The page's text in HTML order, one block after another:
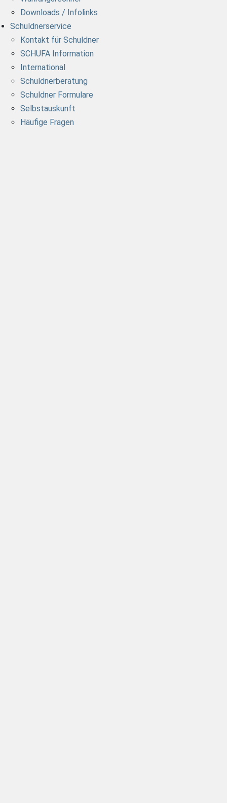
Downloads / Infolinks
Schuldnerservice
Kontakt für Schuldner
SCHUFA Information
International
Schuldnerberatung
Schuldner Formulare
Selbstauskunft
Häufige Fragen